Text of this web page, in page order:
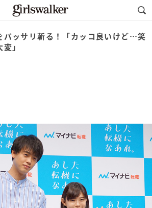
バッサリ斬る！「カッコ良いけど…笑
」